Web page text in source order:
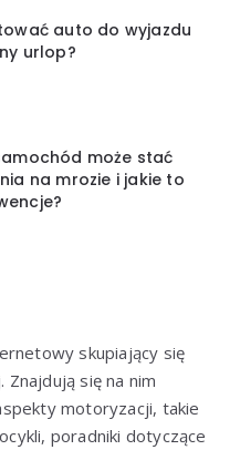
auto do wyjazdu
urlop?
może stać
na mrozie i jakie to
skupiający się
się na nim
motoryzacji, takie
poradniki dotyczące